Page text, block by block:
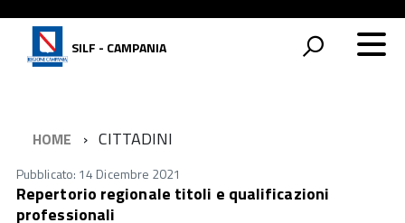
SILF - CAMPANIA
HOME CITTADINI
Pubblicato: 14 Dicembre 2021
Repertorio regionale titoli e qualificazioni
professionali